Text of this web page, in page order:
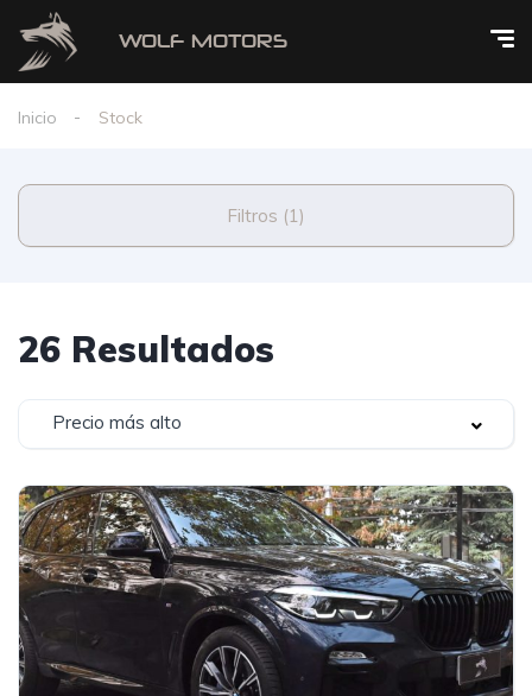
Inicio Stock
Filtros (1)
26 Resultados
Precio más alto